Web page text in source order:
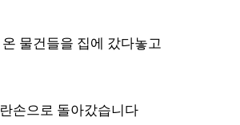
물건들을 집에 갔다놓고
손으로 돌아갔습니다